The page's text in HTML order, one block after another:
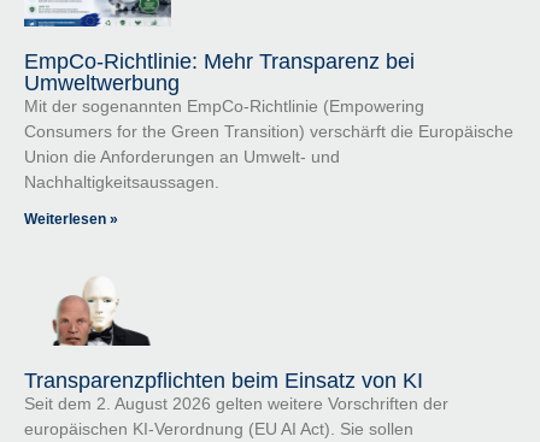
EmpCo-Richtlinie: Mehr Transparenz bei
Umweltwerbung
Mit der sogenannten EmpCo-Richtlinie (Empowering
Consumers for the Green Transition) verschärft die Europäische
Union die Anforderungen an Umwelt- und
Nachhaltigkeitsaussagen.
Weiterlesen »
Transparenzpflichten beim Einsatz von KI
Seit dem 2. August 2026 gelten weitere Vorschriften der
europäischen KI-Verordnung (EU AI Act). Sie sollen